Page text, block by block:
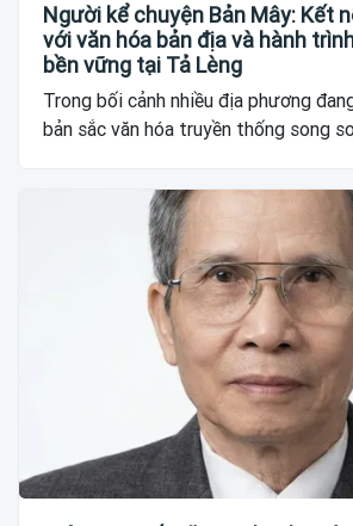
Người kể chuyện Bản Mây: Kết
với văn hóa bản địa và hành
bền vững tại Tả Lèng
Trong bối cảnh nhiều địa phương
bản sắc văn hóa truyền thống song